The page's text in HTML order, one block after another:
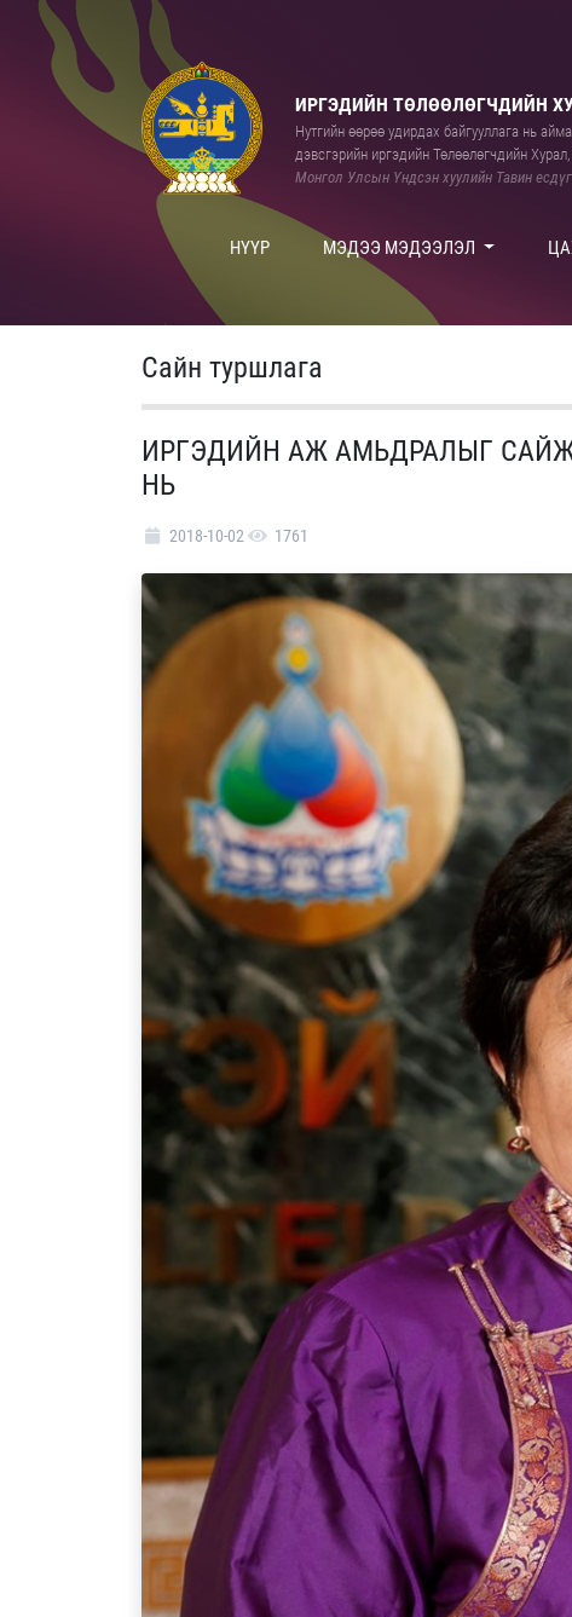
ИРГЭДИЙН ТӨЛӨӨЛӨГЧДИЙН
Нутгийн өөрөө удирдах байгууллага нь
дэвсгэрийн иргэдийн Төлөөлөгчдийн
Монгол Улсын Үндсэн хуулийн Тавин
НҮҮР МЭДЭЭ МЭДЭЭЛЭЛ
Сайн туршлага
ИРГЭДИЙН АЖ АМЬДРАЛЫГ
НЬ
2018-10-02 1761